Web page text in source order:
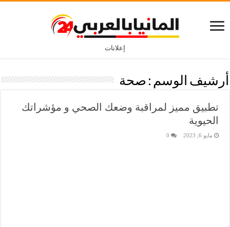
إعلانات
أرشيف الوسم : صحة
تطبيق مميز لمراقبة وضعك الصحي و مؤشراتك
الحيوية
مايو 6, 2023 0